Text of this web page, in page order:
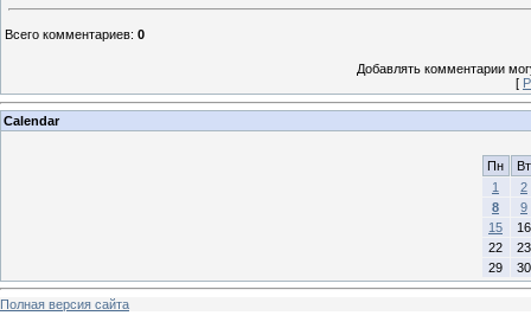
Всего комментариев: 0
Добавлять комментарии
[
Calendar
Пн
Вт
1
2
8
9
15
16
22
23
29
30
Полная версия сайта